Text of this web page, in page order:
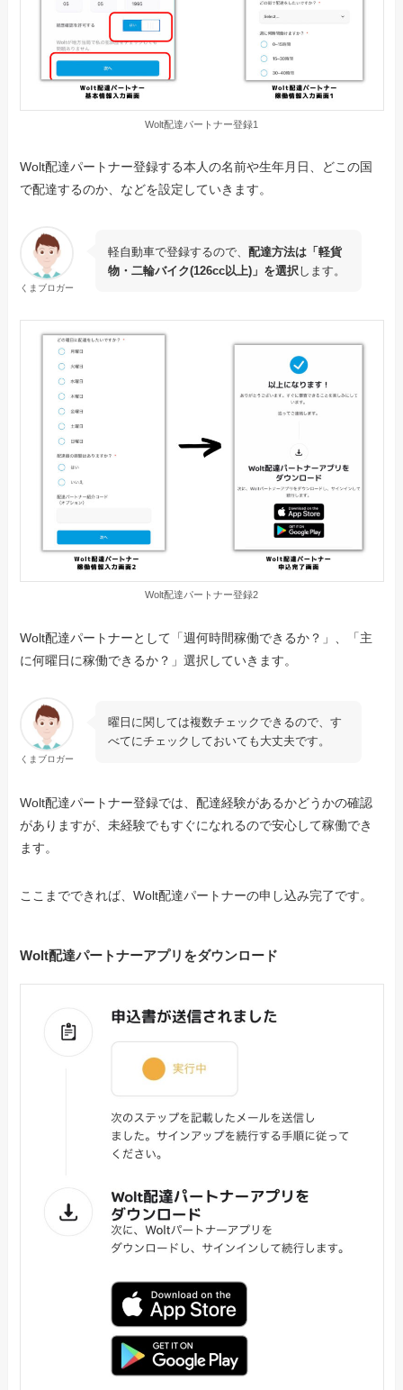
Wolt配達パートナー登録1
Wolt配達パートナー登録する本人の名前や生年月日、どこの国
で配達するのか、などを設定していきます。
くまブロガー
軽自動車で登録するので、 配達方法は「軽貨
物・二輪バイク(126cc以上)」を選択 します。
Wolt配達パートナー登録2
Wolt配達パートナーとして「週何時間稼働できるか？」、「主
に何曜日に稼働できるか？」選択していきます。
くまブロガー
曜日に関しては複数チェックできるので、す
べてにチェックしておいても大丈夫です。
Wolt配達パートナー登録では、配達経験があるかどうかの確認
がありますが、未経験でもすぐになれるので安心して稼働でき
ます。
ここまでできれば、Wolt配達パートナーの申し込み完了です。
Wolt配達パートナーアプリをダウンロード